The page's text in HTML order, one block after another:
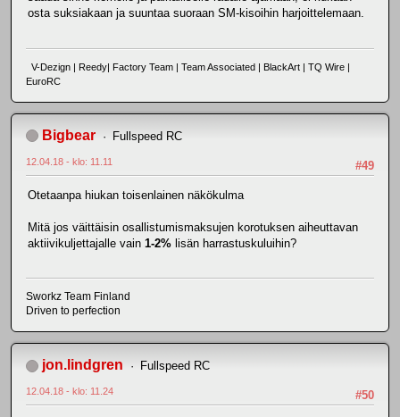
osta suksiakaan ja suuntaa suoraan SM-kisoihin harjoittelemaan.
V-Dezign | Reedy| Factory Team | Team Associated | BlackArt | TQ Wire |
EuroRC
Bigbear Fullspeed RC
#49
12.04.18 - klo: 11.11
Otetaanpa hiukan toisenlainen näkökulma
Mitä jos väittäisin osallistumismaksujen korotuksen aiheuttavan
aktiivikuljettajalle vain 1-2% lisän harrastuskuluihin?
Sworkz Team Finland
Driven to perfection
jon.lindgren Fullspeed RC
#50
12.04.18 - klo: 11.24